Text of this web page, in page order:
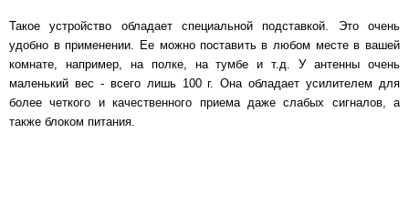
Такое устройство обладает специальной подставкой. Это очень
удобно в применении. Ее можно поставить в любом месте в вашей
комнате, например, на полке, на тумбе и т.д. У антенны очень
маленький вес - всего лишь 100 г. Она обладает усилителем для
более четкого и качественного приема даже слабых сигналов, а
также блоком питания.